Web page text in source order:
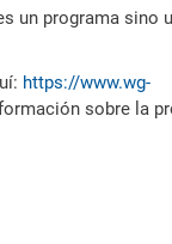
un programa sino
https://www.wg-
sobre la